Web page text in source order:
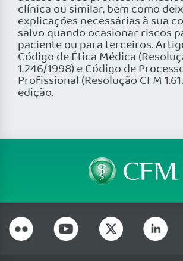
clínica ou similar, bem como
explicações necessárias à sua
salvo quando ocasionar riscos
paciente ou para terceiros.
Código de Ética Médica
1.246/1998) e Código de
Profissional (Resolução CFM
edição.